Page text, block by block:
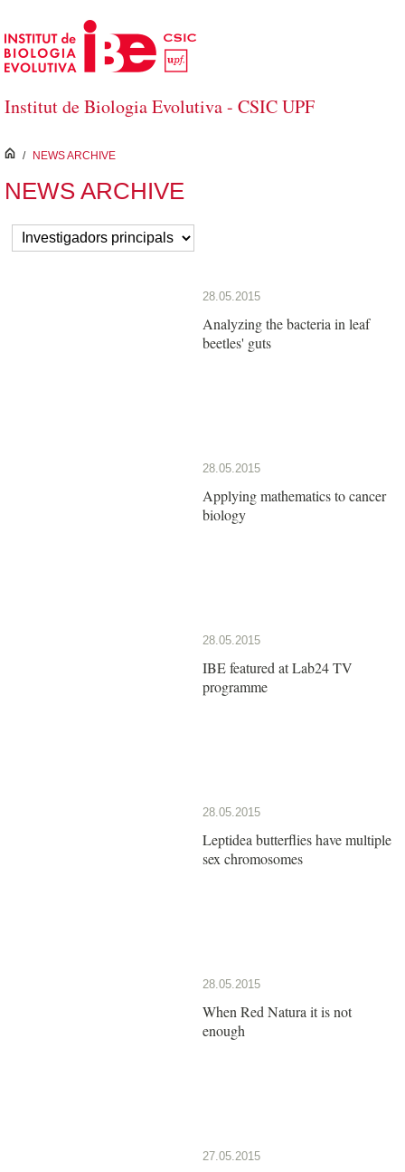
Salta al contingut principal
Institut de Biologia Evolutiva - CSIC UPF
inici
/ NEWS ARCHIVE
NEWS ARCHIVE
28.05.2015
Analyzing the bacteria in leaf
beetles' guts
28.05.2015
Applying mathematics to cancer
biology
28.05.2015
IBE featured at Lab24 TV
programme
28.05.2015
Leptidea butterflies have multiple
sex chromosomes
28.05.2015
When Red Natura it is not
enough
27.05.2015